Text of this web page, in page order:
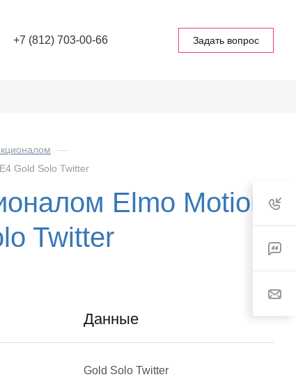
+7 (812) 703-00-66 Задать вопрос
—
Gold Solo Twitter
Elmo Motion
Twitter
Данные
Gold Solo Twitter